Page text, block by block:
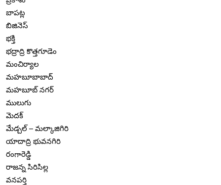
బాపట్ల
బిజినెస్
భక్తి
భద్రాద్రి కొత్తగూడెం
మంచిర్యాల
మహబూబాబాద్
మహబూబ్ నగర్
ములుగు
మెదక్
మేడ్చల్ – మల్కాజిగిరి
యాదాద్రి భువనగిరి
రంగారెడ్డి
రాజన్న సిరిసిల్ల
వనపర్తి